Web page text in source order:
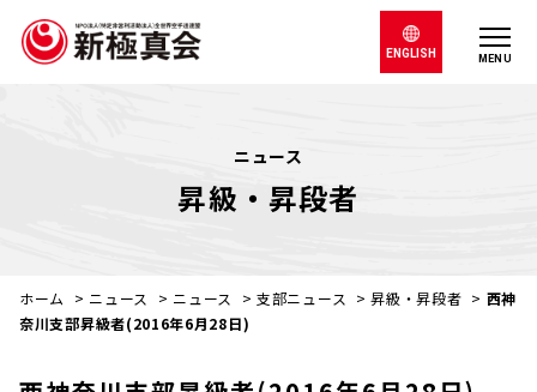
MENU
ENGLISH
ニュース
昇級・昇段者
ホーム > ニュース > ニュース >支部ニュース >昇級・昇段者 > 西神
奈川支部昇級者(2016年6月28日)